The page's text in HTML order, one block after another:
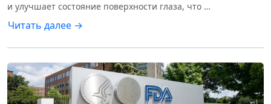
и улучшает состояние поверхности глаза, что …
Читать далее →